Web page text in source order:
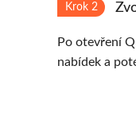
Krok 2
Po otevření
nabídek a